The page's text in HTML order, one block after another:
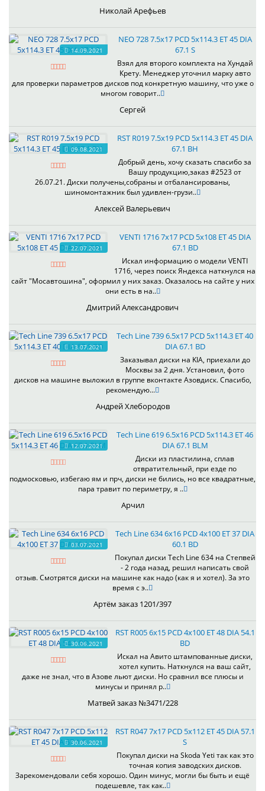
Николай Арефьев
14.09.2021
NEO 728 7.5x17 PCD 5x114.3 ET 45 DIA
67.1 S
Взял для второго комплекта на Хундай
Крету. Менеджер уточнил марку авто
для проверки параметров дисков под конкретную машину, что уже о
многом говорит..
Сергей
09.08.2021
RST R019 7.5x19 PCD 5x114.3 ET 45 DIA
67.1 BH
Добрый день, хочу сказать спасибо за
Вашу продукцию,заказ #2523 от
26.07.21. Диски получены,собраны и отбалансированы,
шиномонтажник был удивлен-грузи..
Алексей Валерьевич
22.07.2021
VENTI 1716 7x17 PCD 5x108 ET 45 DIA
67.1 BD
Искал информацию о модели VENTI
1716, через поиск Яндекса наткнулся на
сайт "Мосавтошина", оформил у них заказ. Оказалось на сайте у них
они есть в на..
Дмитрий Александрович
13.07.2021
Tech Line 739 6.5x17 PCD 5x114.3 ET 40
DIA 67.1 BD
Заказывал диски на KIA, приехали до
Москвы за 2 дня. Установил, фото
дисков на машине выложил в группе вконтакте Азовдиск. Спасибо,
рекомендую...
Андрей Хлебородов
12.07.2021
Tech Line 619 6.5x16 PCD 5x114.3 ET 46
DIA 67.1 BLM
Диски из пластилина, сплав
отвратительный, при езде по
подмосковью, избегаю ям и прч, диски не бились, но все квадратные,
пара травит по периметру, я ..
Арчил
03.07.2021
Tech Line 634 6x16 PCD 4x100 ET 37 DIA
60.1 BD
Покупал диски Tech Line 634 на Степвей
- 2 года назад, решил написать свой
отзыв. Смотрятся диски на машине как надо (как я и хотел). За это
время с э..
Артём заказ 1201/397
30.06.2021
RST R005 6x15 PCD 4x100 ET 48 DIA 54.1
BD
Искал на Авито штампованные диски,
хотел купить. Наткнулся на ваш сайт,
даже не знал, что в Азове льют диски. Но сравнил все плюсы и
минусы и принял р..
Матвей заказ №3471/228
30.06.2021
RST R047 7x17 PCD 5x112 ET 45 DIA 57.1
S
Покупал диски на Skoda Yeti так как это
точная копия заводских дисков.
Зарекомендовали себя хорошо. Один минус, могли бы быть и ещё
подешевле, так как..